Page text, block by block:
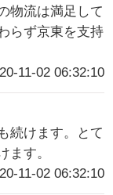
物流は満足して
らず京東を支持
11-02 06:32:10
続けます。とて
ます。
11-02 06:32:10